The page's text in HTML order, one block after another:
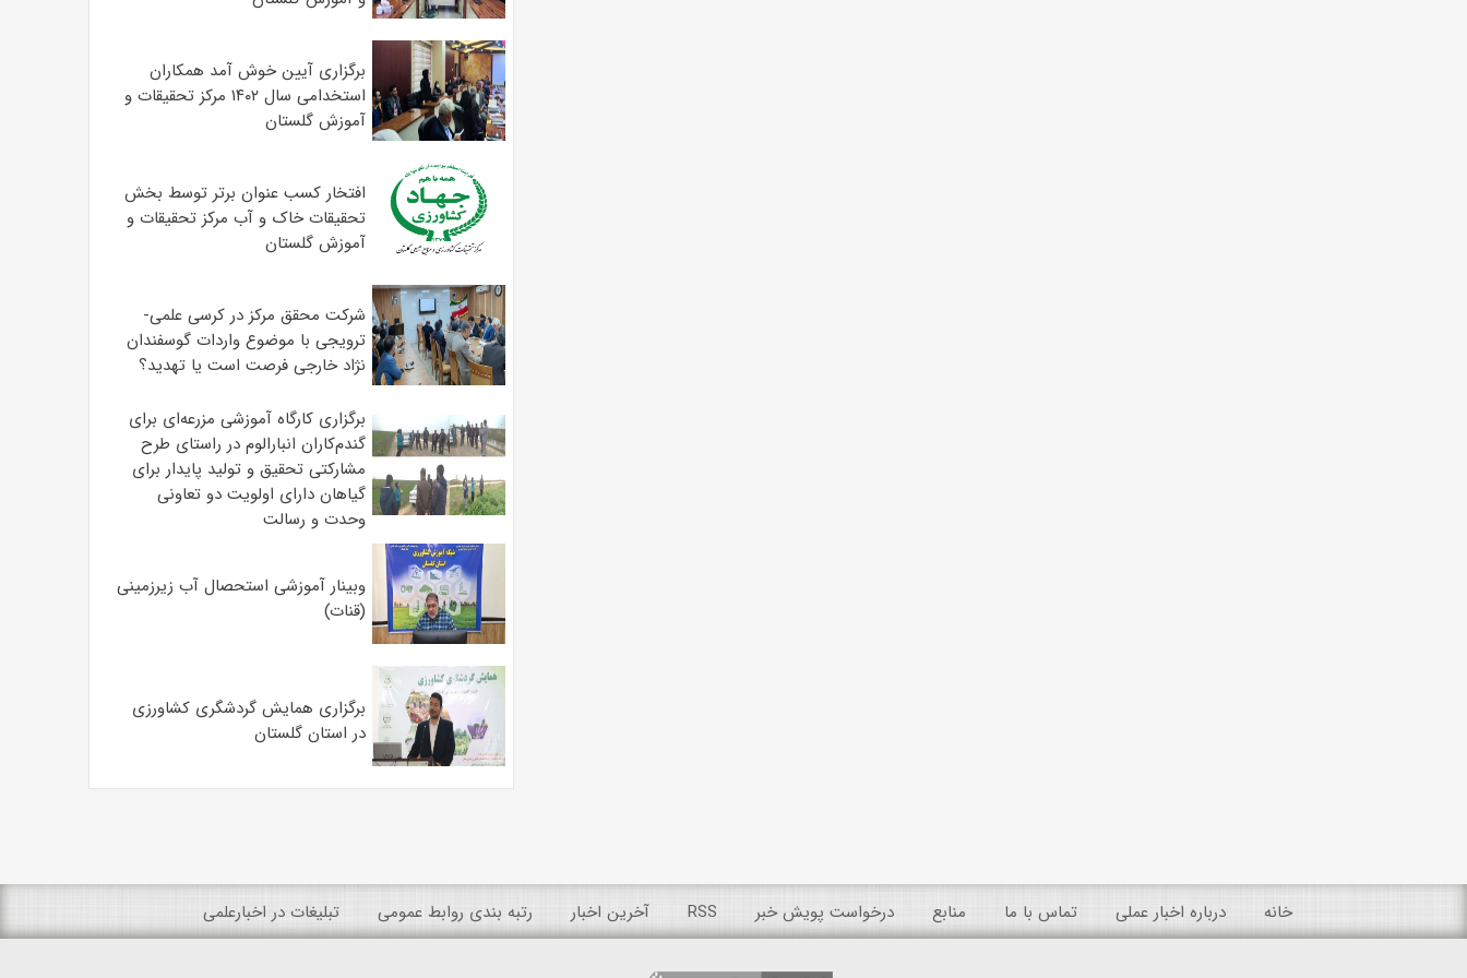
برگزاری آیین خوش آمد همکاران
استخدامی سال ۱۴۰۲ مرکز تحقیقات و
آموزش گلستان
افتخار کسب عنوان برتر توسط بخش
تحقیقات خاک و آب مرکز تحقیقات و
آموزش گلستان
شرکت محقق مرکز در کرسی علمی-
ترویجی با موضوع واردات گوسفندان
نژاد خارجی فرصت است یا تهدید؟
برگزاری کارگاه آموزشی مزرعه‌ای برای
گندم‌کاران انبارالوم در راستای طرح
مشارکتی تحقیق و تولید پایدار برای
گیاهان دارای اولویت دو تعاونی
وحدت و رسالت
وبینار آموزشی استحصال آب زیرزمینی
(قنات)
برگزاری همایش گردشگری کشاورزی
در استان گلستان
خانه درباره اخبار عملی تماس با ما منابع درخواست پویش خبر RSS آخرین اخبار رتبه بندی روابط عمومی تبلیغات در اخبارعلمی